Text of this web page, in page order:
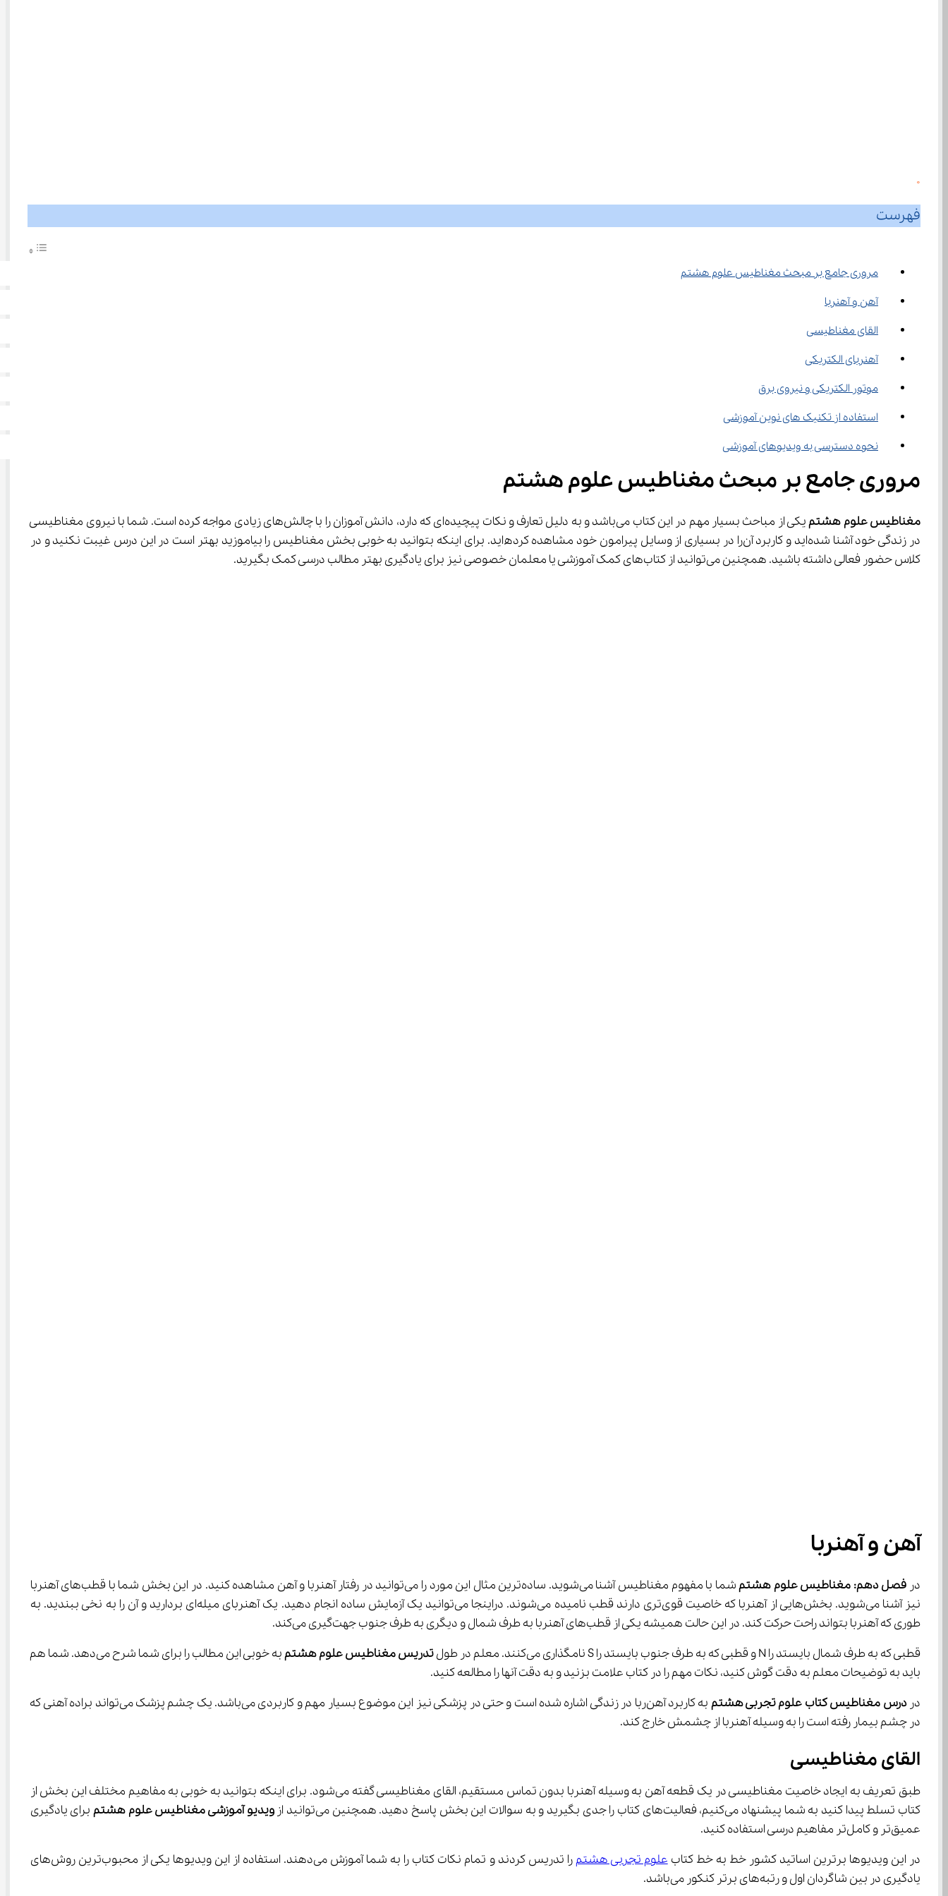
0
فهرست
مروری جامع بر مبحث مغناطیس علوم هشتم
آهن و آهنربا
القای مغناطیسی
آهنربای الکتریکی
موتور الکتریکی و نیروی برق
استفاده از تکنیک های نوین آموزشی
نحوه دسترسی به ویدیوهای آموزشی
مروری جامع بر مبحث مغناطیس علوم هشتم
مغناطیس علوم هشتم
یکی از مباحث بسیار مهم در این کتاب می‌باشد و به دلیل تعارف و نکات پیچیده‌ای که دارد، دانش آموزان را با چالش‌های زیادی مواجه کرده است. شما با نیروی مغناطیسی
در زندگی خود آشنا شده‌اید و کاربرد آن‌را در بسیاری از وسایل پیرامون خود مشاهده کرد‌ه‌اید. برای اینکه بتوانید به خوبی بخش مغناطیس را بیاموزید بهتر است در این درس غیبت نکنید و در
کلاس حضور فعالی داشته باشید. همچنین می‌توانید از کتاب‌های کمک آموزشی یا معلمان خصوصی نیز برای یادگیری بهتر مطالب درسی کمک بگیرید.
آهن و آهنربا
در فصل دهم: مغناطیس علوم هشتم
شما با مفهوم مغناطیس آشنا می‌شوید. ساده‌ترین مثال این مورد را می‌توانید در رفتار آهنربا و آهن مشاهده کنید. در این بخش شما با قطب‌های آهنربا
نیز آشنا می‌شوید. بخش‌هایی از آهنربا که خاصیت قوی‌تری دارند قطب نامیده می‌شوند. دراینجا می‌توانید یک آزمایش ساده انجام دهید. یک آهنربای میله‌ای بردارید و آن را به نخی ببندید. به
طوری که آهنربا بتواند راحت حرکت کند. در این حالت همیشه یکی از قطب‌های آهنربا به طرف شمال و دیگری به طرف جنوب جهت‌گیری می‌کند.
قطبی که به طرف شمال بایستد را N و قطبی که به طرف جنوب بایستد را S نامگذاری می‌کنند. معلم در طول
تدریس مغناطیس علوم هشتم
به خوبی این مطالب را برای شما شرح می‌دهد. شما هم
باید به توضیحات معلم به دقت گوش کنید، نکات مهم را در کتاب علامت بزنید و به دقت آنها را مطالعه کنید.
در درس مغناطیس کتاب علوم تجربی هشتم
به کاربرد آهن‌ربا در زندگی اشاره شده است و حتی در پزشکی نیز این موضوع بسیار مهم و کاربردی می‌باشد. یک چشم پزشک می‌تواند براده آهنی که
در چشم بیمار رفته است را به وسیله آهنربا از چشمش خارج کند.
القای مغناطیسی
طبق تعریف به ایجاد خاصیت مغناطیسی در یک قطعه آهن به وسیله آهنربا بدون تماس مستقیم، القای مغناطیسی گفته می‌شود. برای اینکه بتوانید به خوبی به مفاهیم مختلف این بخش از
کتاب تسلط پیدا کنید به شما پیشنهاد می‌کنیم، فعالیت‌های کتاب را جدی بگیرید و به سوالات این بخش پاسخ دهید. همچنین می‌توانید از
ویدیو آموزشی مغناطیس علوم هشتم برای یادگیری
عمیق‌تر و کامل‌تر مفاهیم درسی استفاده کنید.
در این ویدیوها برترین اساتید کشور خط به خط کتاب علوم تجربی هشتم
را تدریس کردند و تمام نکات کتاب را به شما آموزش می‌دهند. استفاده از این ویدیوها یکی از محبوب‌ترین روش‌های
یادگیری در بین شاگردان اول و رتبه‌های برتر کنکور می‌باشد.